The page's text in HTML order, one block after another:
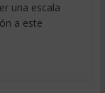
una escala
a este